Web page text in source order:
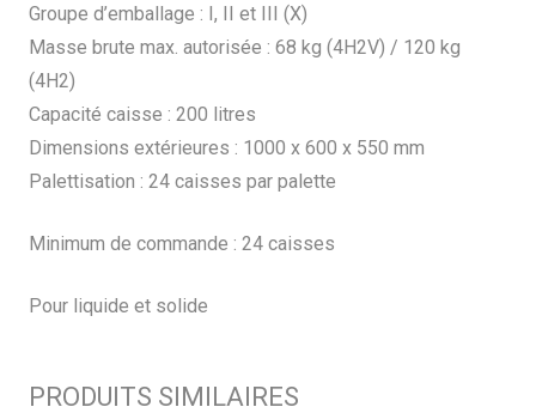
quantity
Groupe d’emballage : I, II et III (X)
Masse brute max. autorisée : 68 kg (4H2V) / 120 kg
(4H2)
Capacité caisse : 200 litres
Dimensions extérieures : 1000 x 600 x 550 mm
Palettisation : 24 caisses par palette
Minimum de commande : 24 caisses
Pour liquide et solide
PRODUITS SIMILAIRES